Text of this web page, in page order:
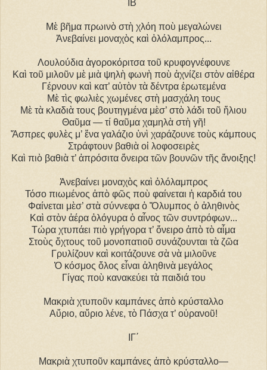
IB΄
Μὲ βῆμα πρωινὸ στὴ χλόη ποὺ μεγαλώνει
Ἀνεβαίνει μοναχὸς καὶ ὁλόλαμπρος...
Λουλούδια ἀγοροκόριτσα τοῦ κρυφογνέφουνε
Καὶ τοῦ μιλοῦν μὲ μιὰ ψηλὴ φωνὴ ποὺ ἀχνίζει στὸν αἰθέρα
Γέρνουν καὶ κατ’ αὐτὸν τὰ δέντρα ἐρωτεμένα
Μὲ τὶς φωλιὲς χωμένες στὴ μασχάλη τους
Μὲ τὰ κλαδιὰ τους βουτηγμένα μὲσ’ στὸ λάδι τοῦ ἥλιου
Θαῦμα ― τί θαῦμα χαμηλὰ στὴ γῆ!
Ἄσπρες φυλὲς μ’ ἕνα γαλάζιο ὑνὶ χαράζουνε τοὺς κάμπους
Στράφτουν βαθιὰ οἱ λοφοσειρὲς
Καὶ πιὸ βαθιὰ τ’ ἀπρόσιτα ὄνειρα τῶν βουνῶν τῆς ἄνοιξης!
Ἀνεβαίνει μοναχὸς καὶ ὁλόλαμπρος
Τόσο πιωμένος ἀπὸ φῶς ποὺ φαίνεται ἡ καρδιά του
Φαίνεται μὲσ’ στὰ σύννεφα ὁ Ὄλυμπος ὁ ἀληθινὸς
Καὶ στὸν ἀέρα ὁλόγυρα ὁ αἶνος τῶν συντρόφων...
Τώρα χτυπάει πιὸ γρήγορα τ’ ὄνειρο ἀπὸ τὸ αἷμα
Στοὺς ὄχτους τοῦ μονοπατιοῦ συνάζουνται τὰ ζῶα
Γρυλίζουν καὶ κοιτάζουνε σὰ νὰ μιλοῦνε
Ὁ κόσμος ὅλος εἶναι ἀληθινὰ μεγάλος
Γίγας ποὺ κανακεύει τὰ παιδιά του
Μακριὰ χτυποῦν καμπάνες ἀπὸ κρύσταλλο
Αὔριο, αὔριο λένε, τὸ Πάσχα τ’ οὐρανοῦ!
IΓ΄
Μακριὰ χτυποῦν καμπάνες ἀπὸ κρύσταλλο―